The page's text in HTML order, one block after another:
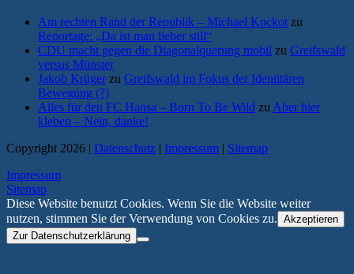
Am rechten Rand der Republik – Michael Kockot zu
Reportage: „Da ist man lieber still“
CDU macht gegen die Diagonalquerung mobil zu Greifswald
versus Münster
Jakob Krüger zu Greifswald im Fokus der Identitären
Bewegung (?)
Alles für den FC Hansa – Born To Be Wild zu Aber hier
kleben – Nein, danke!
Copyright 2026 | Datenschutz | Impressum | Sitemap
Impressum
Sitemap
Diese Website benutzt Cookies. Wenn Sie die Website weiter
nutzen, stimmen Sie der Verwendung von Cookies zu. Akzeptieren
Zur Datenschutzerklärung